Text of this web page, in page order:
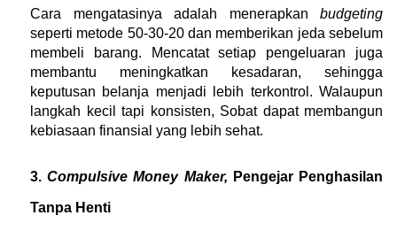
Cara mengatasinya adalah menerapkan budgeting
seperti metode 50-30-20 dan memberikan jeda sebelum
membeli barang. Mencatat setiap pengeluaran juga
membantu meningkatkan kesadaran, sehingga
keputusan belanja menjadi lebih terkontrol. Walaupun
langkah kecil tapi konsisten, Sobat dapat membangun
kebiasaan finansial yang lebih sehat.
3. Compulsive Money Maker, Pengejar Penghasilan
Tanpa Henti